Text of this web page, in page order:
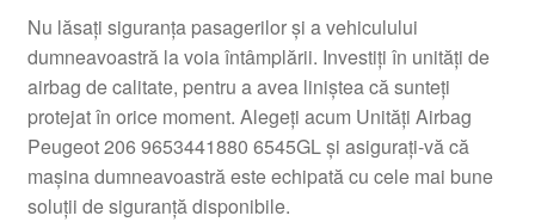
Nu lăsați siguranța pasagerilor și a vehiculului
dumneavoastră la voia întâmplării. Investiți în unități de
airbag de calitate, pentru a avea liniștea că sunteți
protejat în orice moment. Alegeți acum Unități Airbag
Peugeot 206 9653441880 6545GL și asigurați-vă că
mașina dumneavoastră este echipată cu cele mai bune
soluții de siguranță disponibile.